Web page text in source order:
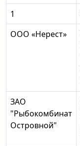
1
ООО «Нерест»
ЗАО
"Рыбокомбинат
Островной"